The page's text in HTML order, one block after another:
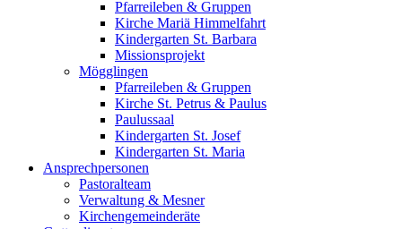
Pfarreileben & Gruppen
Kirche Mariä Himmelfahrt
Kindergarten St. Barbara
Missionsprojekt
Mögglingen
Pfarreileben & Gruppen
Kirche St. Petrus & Paulus
Paulussaal
Kindergarten St. Josef
Kindergarten St. Maria
Ansprechpersonen
Pastoralteam
Verwaltung & Mesner
Kirchengemeinderäte